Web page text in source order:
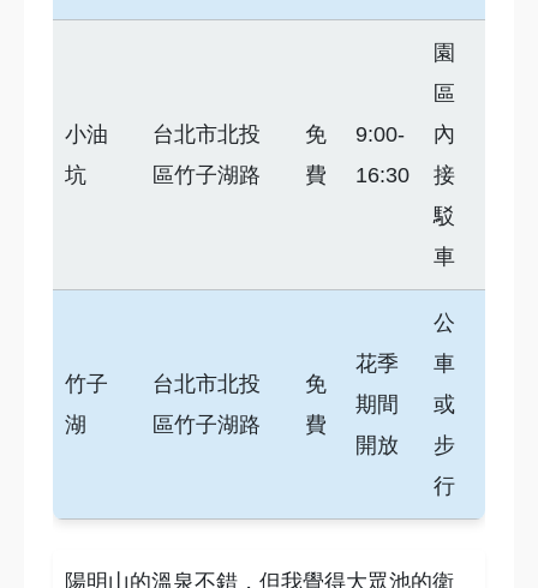
小油
坑
台北市北投
區竹子湖路
免
費
9:00-
16:30
園
區
內
接
駁
車
竹子
湖
台北市北投
區竹子湖路
免
費
花季
期間
開放
公
車
或
步
行
陽明山的溫泉不錯，但我覺得大眾池的衛